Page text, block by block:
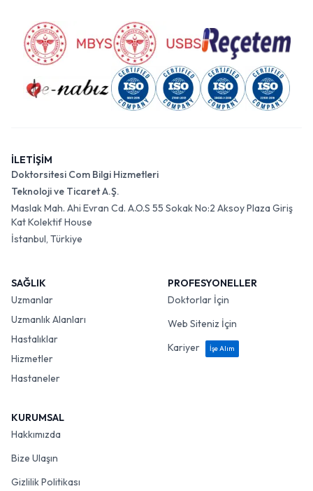
İLETİŞİM
Doktorsitesi Com Bilgi Hizmetleri
Teknoloji ve Ticaret A.Ş.
Maslak Mah. Ahi Evran Cd. A.O.S 55 Sokak No:2 Aksoy Plaza Giriş
Kat Kolektif House
İstanbul, Türkiye
SAĞLIK
Uzmanlar
Uzmanlık Alanları
Hastalıklar
Hizmetler
Hastaneler
PROFESYONELLER
Doktorlar İçin
Web Siteniz İçin
Kariyer
İşe Alım
KURUMSAL
Hakkımızda
Bize Ulaşın
Gizlilik Politikası